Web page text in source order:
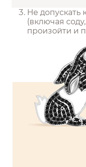
Не
(включая
произойти и